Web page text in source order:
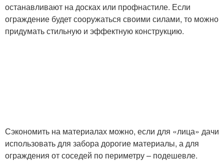
останавливают на досках или профнастиле. Если
ограждение будет сооружаться своими силами, то можно
придумать стильную и эффектную конструкцию.
Сэкономить на материалах можно, если для «лица» дачи
использовать для забора дорогие материалы, а для
ограждения от соседей по периметру – подешевле.